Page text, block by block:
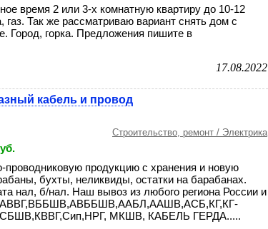
время 2 или 3-х комнатную квартиру до 10-12
газ. Так же рассматриваю вариант снять дом с
Город, горка. Предложения пишите в
17.08.2022
кабель и провод
Строительство, ремонт / Электрика
проводниковую продукцию с хранения и новую
бухты, неликвиды, остатки на барабанах.
нал, б/нал. Наш вывоз из любого региона России и
АВВГ,ВББШВ,АВББШВ,ААБЛ,ААШВ,АСБ,КГ,КГ-
МКШВ, КАБЕЛЬ ГЕРДА.....